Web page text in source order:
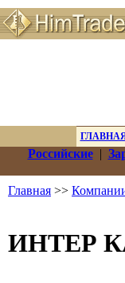
Российские|
Главная >>
ИНТЕР